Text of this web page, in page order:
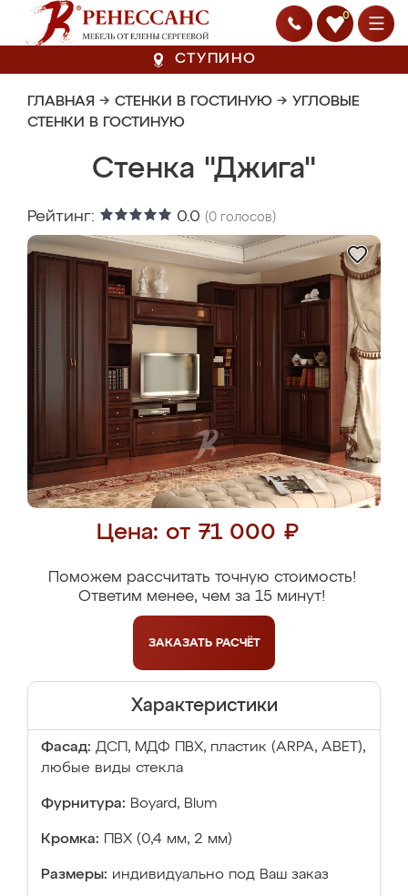
0
СТУПИНО
ГЛАВНАЯ → СТЕНКИ В ГОСТИНУЮ → УГЛОВЫЕ
СТЕНКИ В ГОСТИНУЮ
Стенка "Джига"
Рейтинг: 0.0 (0 голосов)
Цена: от 71 000 ₽
Поможем рассчитать точную стоимость!
Ответим менее, чем за 15 минут!
ЗАКАЗАТЬ РАСЧЁТ
Характеристики
Фасад: ДСП, МДФ ПВХ, пластик (ARPA, ABET),
любые виды стекла
Фурнитура: Boyard, Blum
Кромка: ПВХ (0,4 мм, 2 мм)
Размеры: индивидуально под Ваш заказ